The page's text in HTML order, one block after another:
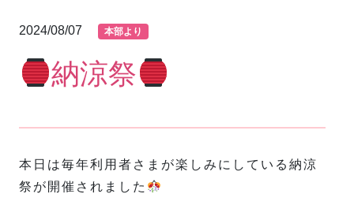
2024/08/07 本部より
納涼祭
本日は毎年利用者さまが楽しみにしている納涼
祭が開催されました